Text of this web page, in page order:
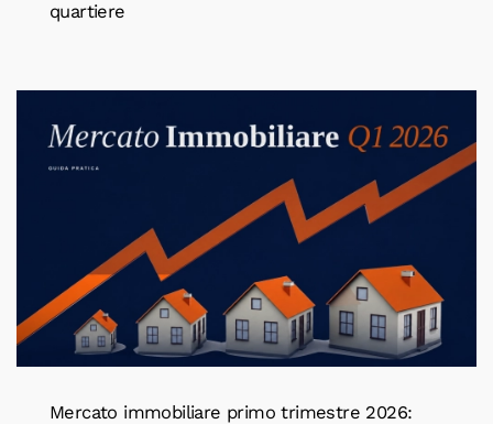
quartiere
Mercato immobiliare primo trimestre 2026: